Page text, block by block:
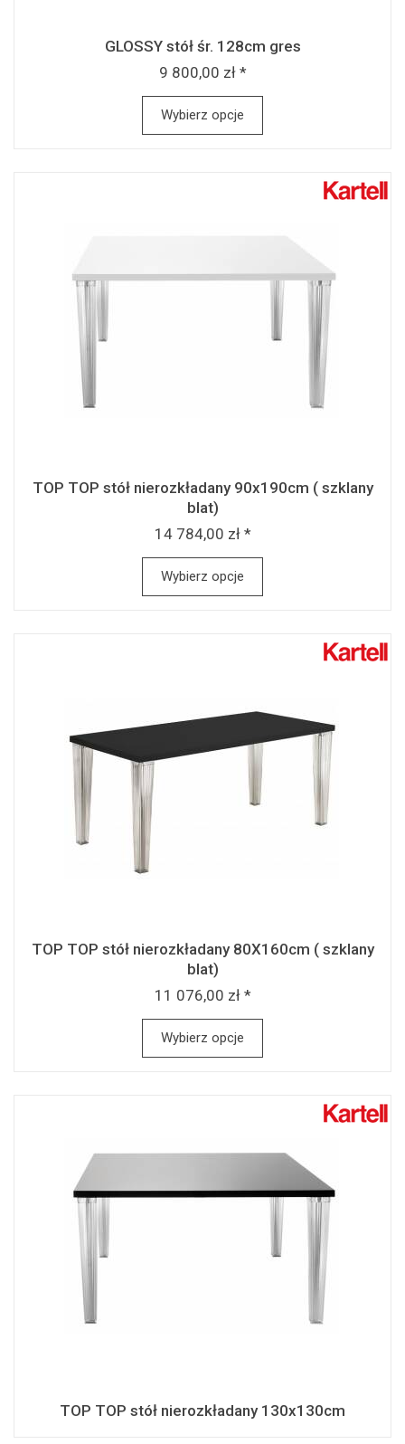
GLOSSY stół śr. 128cm gres
9 800,00 zł *
Wybierz opcje
TOP TOP stół nierozkładany 90x190cm ( szklany
blat)
14 784,00 zł *
Wybierz opcje
TOP TOP stół nierozkładany 80X160cm ( szklany
blat)
11 076,00 zł *
Wybierz opcje
TOP TOP stół nierozkładany 130x130cm